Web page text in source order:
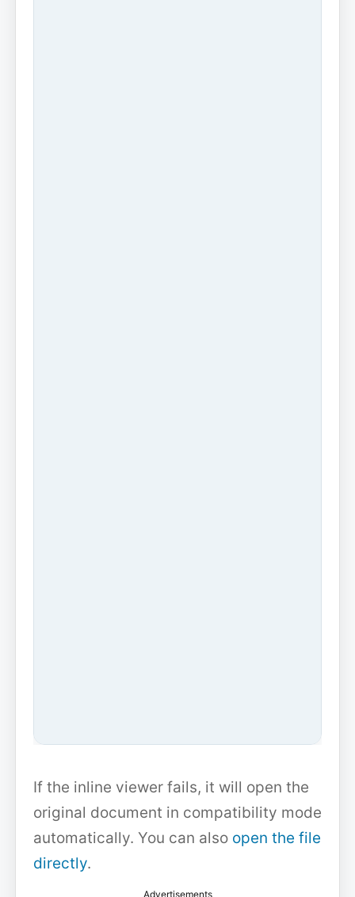
If the inline viewer fails, it will open the
original document in compatibility mode
automatically. You can also open the file
directly.
Advertisements